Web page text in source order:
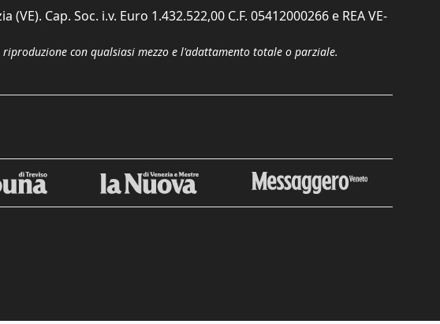
Cap. Soc. i.v. Euro 1.432.522,00 C.F. 05412000266 e REA VE-
con qualsiasi mezzo e l'adattamento totale o parziale.